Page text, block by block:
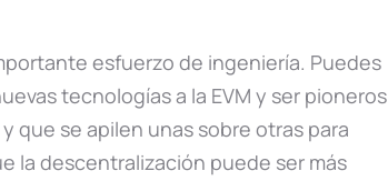
esfuerzo de ingeniería. Puedes
tecnologías a la EVM y ser pioneros
que se apilen unas sobre otras para
la descentralización puede ser más